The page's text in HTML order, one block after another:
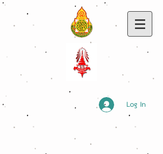
Log In